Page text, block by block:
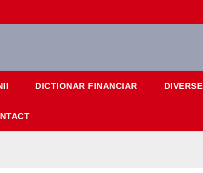
DICTIONAR FINANCIAR DIVERSE